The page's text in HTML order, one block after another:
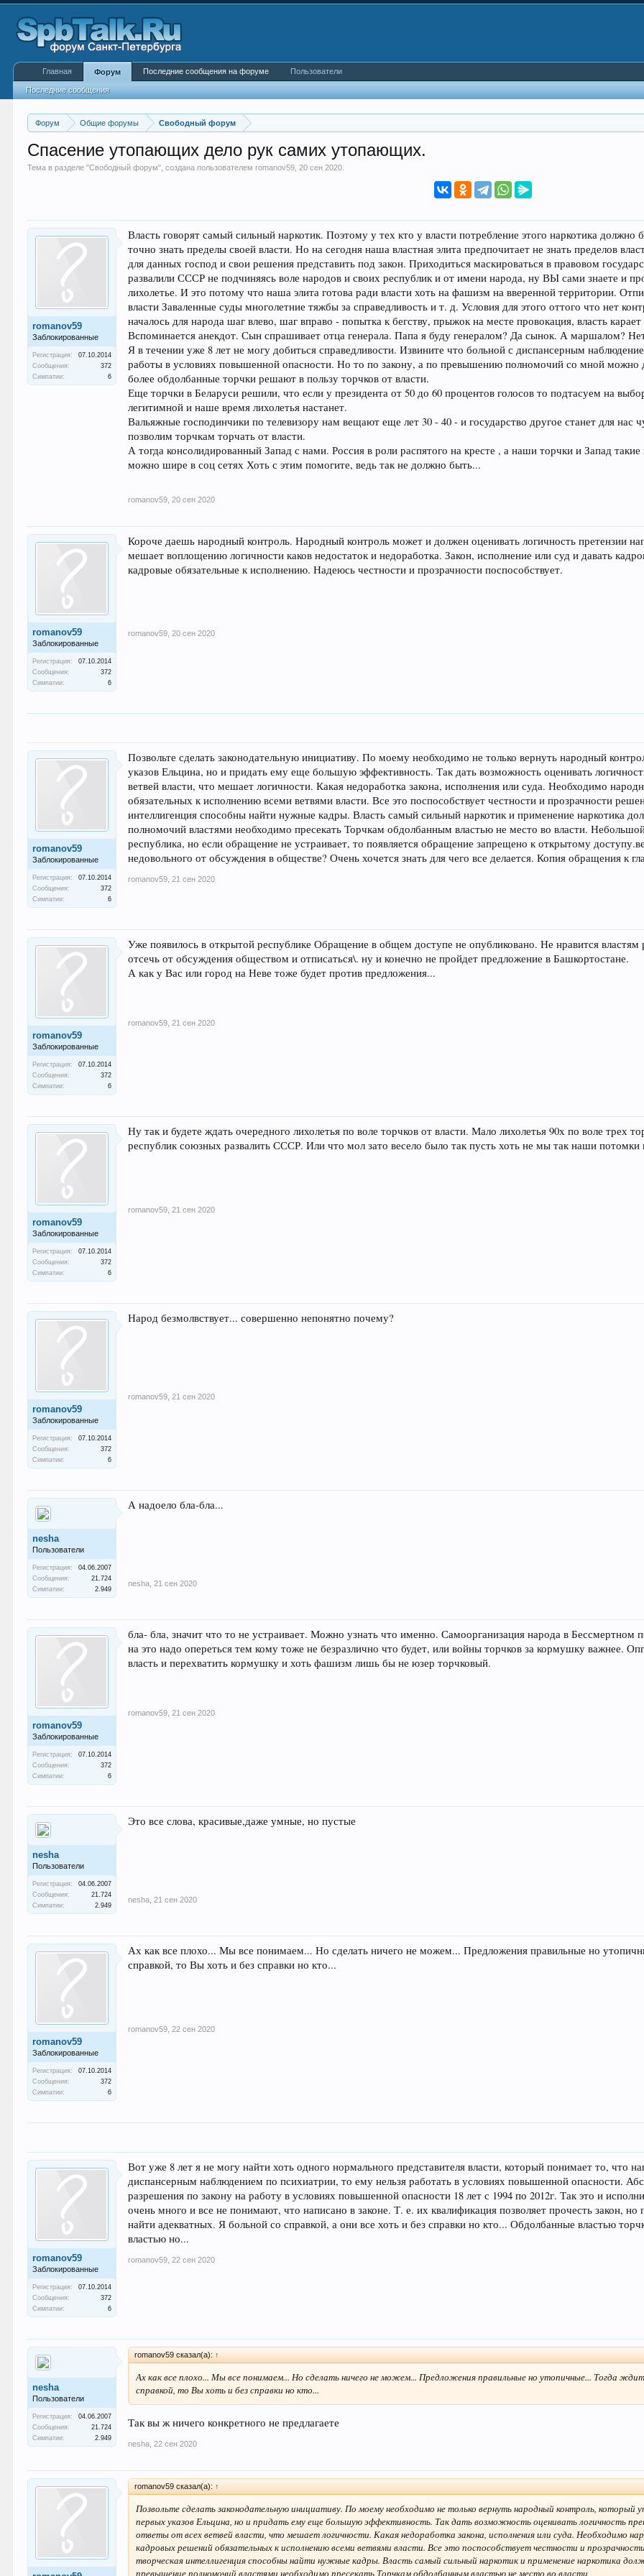
Форум Общие форумы Свободный форум
Спасение утопающих дело рук самих утопающих.
Тема в разделе "Свободный форум", создана пользователемromanov59 ,20 сен 2020
romanov59
Заблокированные
Регистрация:
07.10.2014
Сообщения:
372
Симпатии:
6
Власть говорят самый сильный наркотик. Поэтому у тех кто у власти потребление этого наркотика
точно знать пределы своей власти. Но на сегодня наша властная элита предпочитает не знать пределов
для данных господ и свои решения представить под закон. Приходиться маскироваться в правовом
развалили СССР не подчиняясь воле народов и своих республик и от имени народа, ну ВЫ сами знаете и
лихолетье. И это потому что наша элита готова ради власти хоть на фашизм на вверенной территории.
власти Заваленные суды многолетние тяжбы за справедливость и т. д. Условия для этого оттого что нет
началось для народа шаг влево, шаг вправо - попытка к бегству, прыжок на месте провокация, власть
Вспоминается анекдот. Сын спрашивает отца генерала. Папа я буду генералом? Да сынок. А маршалом?
Я в течении уже 8 лет не могу добиться справедливости. Извините что больной с диспансерным
работы в условиях повышенной опасности. Но то по закону, а по превышению полномочий со мной можно
более обдолбанные торчки решают в пользу торчков от власти.
Еще торчки в Беларуси решили, что если у президента от 50 до 60 процентов голосов то подтасуем на
легитимной и наше время лихолетья настанет.
Вальяжные господинчики по телевизору нам вещают еще лет 30 - 40 - и государство другое станет для
позволим торчкам торчать от власти.
А тогда консолидированный Запад с нами. Россия в роли распятого на кресте , а наши торчки и Запад
можно шире в соц сетях Хоть с этим помогите, ведь так не должно быть...
romanov59 20 сен 2020
romanov59
Заблокированные
Регистрация:
07.10.2014
Сообщения:
372
Симпатии:
6
Короче даешь народный контроль. Народный контроль может и должен оценивать логичность претензии
мешает воплощению логичности каков недостаток и недоработка. Закон, исполнение или суд и давать
кадровые обязательные к исполнению. Надеюсь честности и прозрачности поспособствует.
romanov59 20 сен 2020
romanov59
Заблокированные
Регистрация:
07.10.2014
Сообщения:
372
Симпатии:
6
Позвольте сделать законодательную инициативу. По моему необходимо не только вернуть народный
указов Ельцина, но и придать ему еще большую эффективность. Так дать возможность оценивать
ветвей власти, что мешает логичности. Какая недоработка закона, исполнения или суда. Необходимо
обязательных к исполнению всеми ветвями власти. Все это поспособствует честности и прозрачности
интеллигенция способны найти нужные кадры. Власть самый сильный наркотик и применение наркотика
полномочий властями необходимо пресекать Торчкам обдолбанным властью не место во власти.
республика, но если обращение не устраивает, то появляется обращение запрещено к открытому
недовольного от обсуждения в обществе? Очень хочется знать для чего все делается. Копия обращения к
romanov59 21 сен 2020
romanov59
Заблокированные
Регистрация:
07.10.2014
Сообщения:
372
Симпатии:
6
Уже появилось в открытой республике Обращение в общем доступе не опубликовано. Не нравится
отсечь от обсуждения обществом и отписаться\. ну и конечно не пройдет предложение в Башкортостане.
А как у Вас или город на Неве тоже будет против предложения...
romanov59 21 сен 2020
romanov59
Заблокированные
Регистрация:
07.10.2014
Сообщения:
372
Симпатии:
6
Ну так и будете ждать очередного лихолетья по воле торчков от власти. Мало лихолетья 90х по воле трех
республик союзных развалить СССР. Или что мол зато весело было так пусть хоть не мы так наши потомки
romanov59 21 сен 2020
romanov59
Заблокированные
Регистрация:
07.10.2014
Сообщения:
372
Симпатии:
6
Народ безмолвствует... совершенно непонятно почему?
romanov59 21 сен 2020
nesha
Пользователи
Регистрация:
04.06.2007
Сообщения:
21.724
Симпатии:
2.949
А надоело бла-бла...
nesha 21 сен 2020
romanov59
Заблокированные
Регистрация:
07.10.2014
Сообщения:
372
Симпатии:
6
бла- бла, значит что то не устраивает. Можно узнать что именно. Самоорганизация народа в Бессмертном
на это надо опереться тем кому тоже не безразлично что будет, или войны торчков за кормушку важнее.
власть и перехватить кормушку и хоть фашизм лишь бы не юзер торчковый.
romanov59 21 сен 2020
nesha
Пользователи
Регистрация:
04.06.2007
Сообщения:
21.724
Симпатии:
2.949
Это все слова, красивые,даже умные, но пустые
nesha 21 сен 2020
romanov59
Заблокированные
Регистрация:
07.10.2014
Сообщения:
372
Симпатии:
6
Ах как все плохо... Мы все понимаем... Но сделать ничего не можем... Предложения правильные но
справкой, то Вы хоть и без справки но кто...
romanov59 22 сен 2020
romanov59
Заблокированные
Регистрация:
07.10.2014
Сообщения:
372
Симпатии:
6
Вот уже 8 лет я не могу найти хоть одного нормального представителя власти, который понимает то, что
диспансерным наблюдением по психиатрии, то ему нельзя работать в условиях повышенной опасности.
разрешения по закону на работу в условиях повышенной опасности 18 лет с 1994 по 2012г. Так это и
очень много и все не понимают, что написано в законе. Т. е. их квалификация позволяет прочесть закон,
найти адекватных. Я больной со справкой, а они все хоть и без справки но кто... Обдолбанные властью
властью но...
romanov59 22 сен 2020
nesha
Пользователи
Регистрация:
04.06.2007
Сообщения:
21.724
Симпатии:
2.949
romanov59 сказал(а): ↑
Ах как все плохо... Мы все понимаем... Но сделать ничего не можем... Предложения правильные но утопичные... Тогда
справкой, то Вы хоть и без справки но кто...
Так вы ж ничего конкретного не предлагаете
nesha 22 сен 2020
romanov59 сказал(а): ↑
Позвольте сделать законодательную инициативу. По моему необходимо не только вернуть народный контроль, который
первых указов Ельцина, но и придать ему еще большую эффективность. Так дать возможность оценивать логичность
ответы от всех ветвей власти, что мешает логичности. Какая недоработка закона, исполнения или суда. Необходимо
кадровых решений обязательных к исполнению всеми ветвями власти. Все это поспособствует честности и
творческая интеллигенция способны найти нужные кадры. Власть самый сильный наркотик и применение наркотика
превышение полномочий властями необходимо пресекать Торчкам обдолбанным властью не место во власти
Главная Форум
Последние сообщения
Последние сообщения на форуме Пользователи